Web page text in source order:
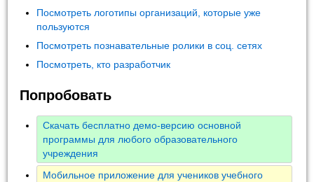
Посмотреть логотипы организаций, которые уже
пользуются
Посмотреть познавательные ролики в соц. сетях
Посмотреть, кто разработчик
Попробовать
Скачать бесплатно демо-версию основной
программы для любого образовательного
учреждения
Мобильное приложение для учеников учебного